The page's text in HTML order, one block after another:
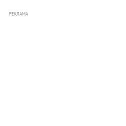
РЕКЛАМА